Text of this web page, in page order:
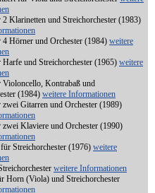
Klarinetten und Streichorchester (1983)
Hörner und Orchester (1984) weitere
und Streichorchester (1965) weitere
Kontrabaß und
(1984) weitere Informationen
Gitarren und Orchester (1989)
Klaviere und Orchester (1990)
Streichorchester (1976) weitere
weitere Informationen
Horn (Viola) und Streichorchester